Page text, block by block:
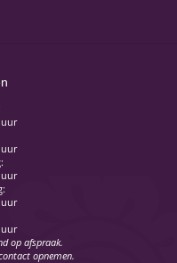
uur
uur
uur
uur
uur
op afspraak.
opnemen.